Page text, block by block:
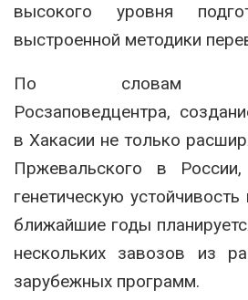
высокого уровня
выстроенной методики
По словам
Росзаповедцентра,
в Хакасии не только
Пржевальского в
генетическую
ближайшие годы
нескольких завозов из
зарубежных программ.